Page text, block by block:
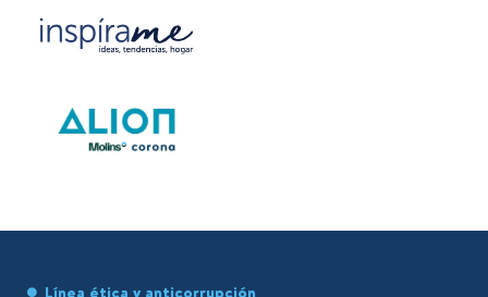
Línea ética y anticorrupción